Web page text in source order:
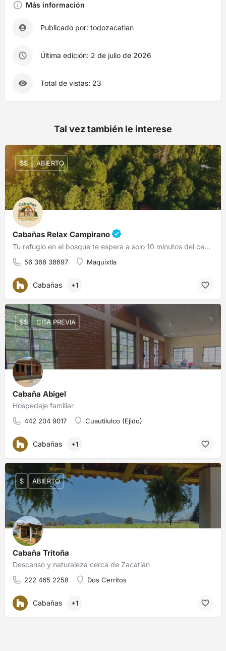
Más información
Publicado por: todozacatlan
Última edición: 2 de julio de 2026
Total de vistas: 23
Tal vez también le interese
Cabañas Relax Campirano
Tu refugio en el bosque te espera a solo 10 minutos del centro del Pueblo Mágico de Zacatlán 🌲✨
56 368 38697 Maquixtla
$$ ABIERTO
Cabañas +1
Cabaña Abigel
Hospedaje familiar
442 204 9017 Cuautilulco (Ejido)
$$ CITA PREVIA
Cabañas +1
Cabaña Tritoña
Descanso y naturaleza cerca de Zacatlán
222 465 2258 Dos Cerritos
$ ABIERTO
Cabañas +1